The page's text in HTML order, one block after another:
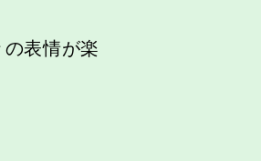
表情が楽